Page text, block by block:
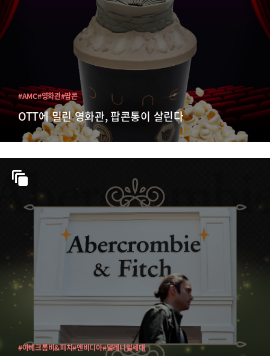
OTT에 밀린 영화관, 팝콘통이 살린다
#AMC#영화관#팝콘
#아베크롬비&피치#엔비디아#밀레니얼세대